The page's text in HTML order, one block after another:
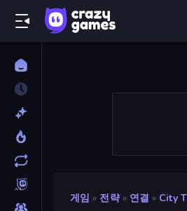
게임 » 전략 » 연결 » City